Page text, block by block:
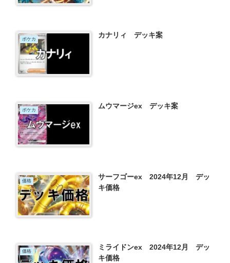
ポケカ カナリィ デッキ案
ポケカ ムウマージex デッキ案
価格
サーフゴーex 2024年12月 デッ
キ価格
価格
ミライドンex 2024年12月 デッ
キ価格